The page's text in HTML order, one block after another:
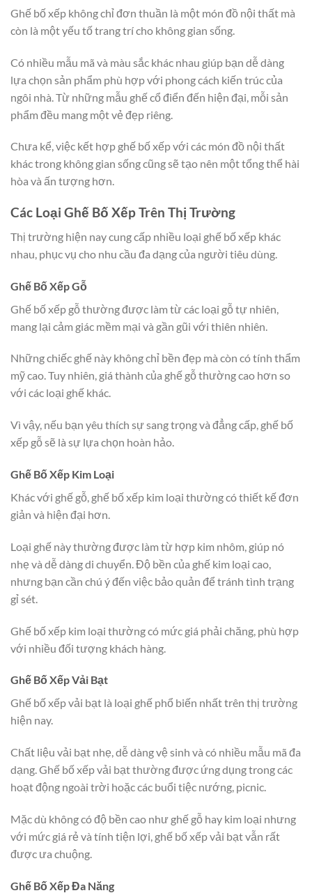
Ghế bố xếp không chỉ đơn thuần là một món đồ nội thất mà
còn là một yếu tố trang trí cho không gian sống.
Có nhiều mẫu mã và màu sắc khác nhau giúp bạn dễ dàng
lựa chọn sản phẩm phù hợp với phong cách kiến trúc của
ngôi nhà. Từ những mẫu ghế cổ điển đến hiện đại, mỗi sản
phẩm đều mang một vẻ đẹp riêng.
Chưa kể, việc kết hợp ghế bố xếp với các món đồ nội thất
khác trong không gian sống cũng sẽ tạo nên một tổng thể hài
hòa và ấn tượng hơn.
Các Loại Ghế Bố Xếp Trên Thị Trường
Thị trường hiện nay cung cấp nhiều loại ghế bố xếp khác
nhau, phục vụ cho nhu cầu đa dạng của người tiêu dùng.
Ghế Bố Xếp Gỗ
Ghế bố xếp gỗ thường được làm từ các loại gỗ tự nhiên,
mang lại cảm giác mềm mại và gần gũi với thiên nhiên.
Những chiếc ghế này không chỉ bền đẹp mà còn có tính thẩm
mỹ cao. Tuy nhiên, giá thành của ghế gỗ thường cao hơn so
với các loại ghế khác.
Vì vậy, nếu bạn yêu thích sự sang trọng và đẳng cấp, ghế bố
xếp gỗ sẽ là sự lựa chọn hoàn hảo.
Ghế Bố Xếp Kim Loại
Khác với ghế gỗ, ghế bố xếp kim loại thường có thiết kế đơn
giản và hiện đại hơn.
Loại ghế này thường được làm từ hợp kim nhôm, giúp nó
nhẹ và dễ dàng di chuyển. Độ bền của ghế kim loại cao,
nhưng bạn cần chú ý đến việc bảo quản để tránh tình trạng
gỉ sét.
Ghế bố xếp kim loại thường có mức giá phải chăng, phù hợp
với nhiều đối tượng khách hàng.
Ghế Bố Xếp Vải Bạt
Ghế bố xếp vải bạt là loại ghế phổ biến nhất trên thị trường
hiện nay.
Chất liệu vải bạt nhẹ, dễ dàng vệ sinh và có nhiều mẫu mã đa
dạng. Ghế bố xếp vải bạt thường được ứng dụng trong các
hoạt động ngoài trời hoặc các buổi tiệc nướng, picnic.
Mặc dù không có độ bền cao như ghế gỗ hay kim loại nhưng
với mức giá rẻ và tính tiện lợi, ghế bố xếp vải bạt vẫn rất
được ưa chuộng.
Ghế Bố Xếp Đa Năng